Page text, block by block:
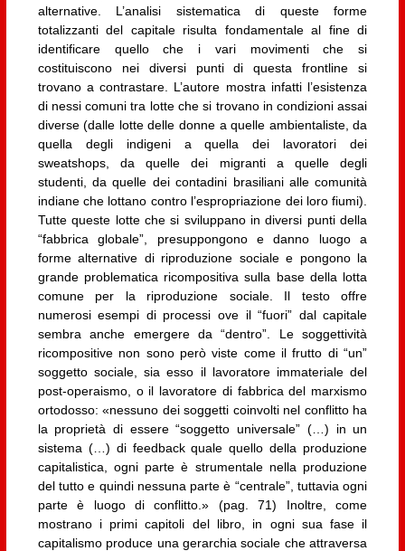
alternative. L’analisi sistematica di queste forme
totalizzanti del capitale risulta fondamentale al fine di
identificare quello che i vari movimenti che si
costituiscono nei diversi punti di questa frontline si
trovano a contrastare. L’autore mostra infatti l’esistenza
di nessi comuni tra lotte che si trovano in condizioni assai
diverse (dalle lotte delle donne a quelle ambientaliste, da
quella degli indigeni a quella dei lavoratori dei
sweatshops, da quelle dei migranti a quelle degli
studenti, da quelle dei contadini brasiliani alle comunità
indiane che lottano contro l’espropriazione dei loro fiumi).
Tutte queste lotte che si sviluppano in diversi punti della
“fabbrica globale”, presuppongono e danno luogo a
forme alternative di riproduzione sociale e pongono la
grande problematica ricompositiva sulla base della lotta
comune per la riproduzione sociale. Il testo offre
numerosi esempi di processi ove il “fuori” dal capitale
sembra anche emergere da “dentro”. Le soggettività
ricompositive non sono però viste come il frutto di “un”
soggetto sociale, sia esso il lavoratore immateriale del
post-operaismo, o il lavoratore di fabbrica del marxismo
ortodosso: «nessuno dei soggetti coinvolti nel conflitto ha
la proprietà di essere “soggetto universale” (…) in un
sistema (…) di feedback quale quello della produzione
capitalistica, ogni parte è strumentale nella produzione
del tutto e quindi nessuna parte è “centrale”, tuttavia ogni
parte è luogo di conflitto.» (pag. 71) Inoltre, come
mostrano i primi capitoli del libro, in ogni sua fase il
capitalismo produce una gerarchia sociale che attraversa